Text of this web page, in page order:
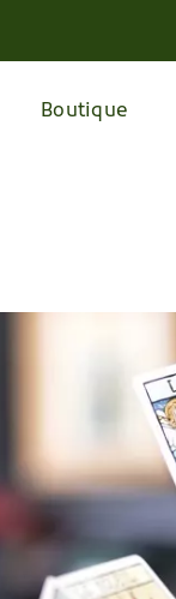
Boutique